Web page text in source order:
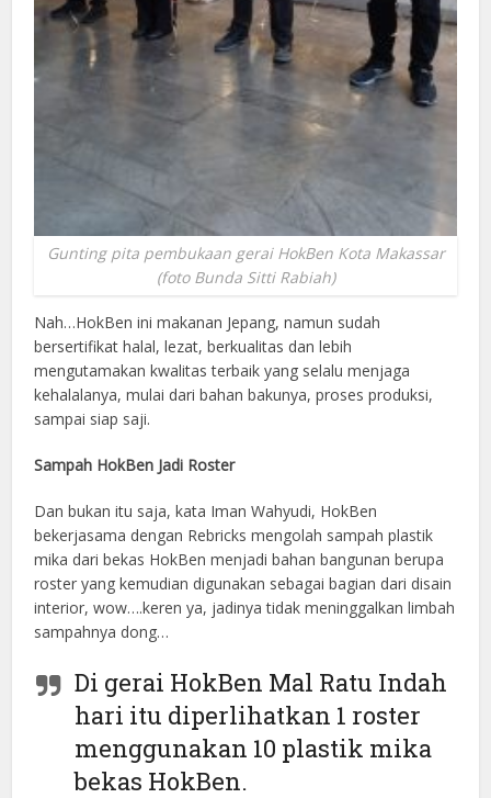
Gunting pita pembukaan gerai HokBen Kota Makassar
(foto Bunda Sitti Rabiah)
Nah…HokBen ini makanan Jepang, namun sudah
bersertifikat halal, lezat, berkualitas dan lebih
mengutamakan kwalitas terbaik yang selalu menjaga
kehalalanya, mulai dari bahan bakunya, proses produksi,
sampai siap saji.
Sampah HokBen Jadi Roster
Dan bukan itu saja, kata Iman Wahyudi, HokBen
bekerjasama dengan Rebricks mengolah sampah plastik
mika dari bekas HokBen menjadi bahan bangunan berupa
roster yang kemudian digunakan sebagai bagian dari disain
interior, wow….keren ya, jadinya tidak meninggalkan limbah
sampahnya dong…
Di gerai HokBen Mal Ratu Indah
hari itu diperlihatkan 1 roster
menggunakan 10 plastik mika
bekas HokBen.